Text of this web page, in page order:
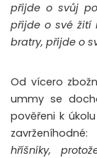
přijde o svůj
přijde o své žití
bratry, přijde o
Od vícero
ummy se
pověřeni k
zavrženíhodné:
hříšníky,